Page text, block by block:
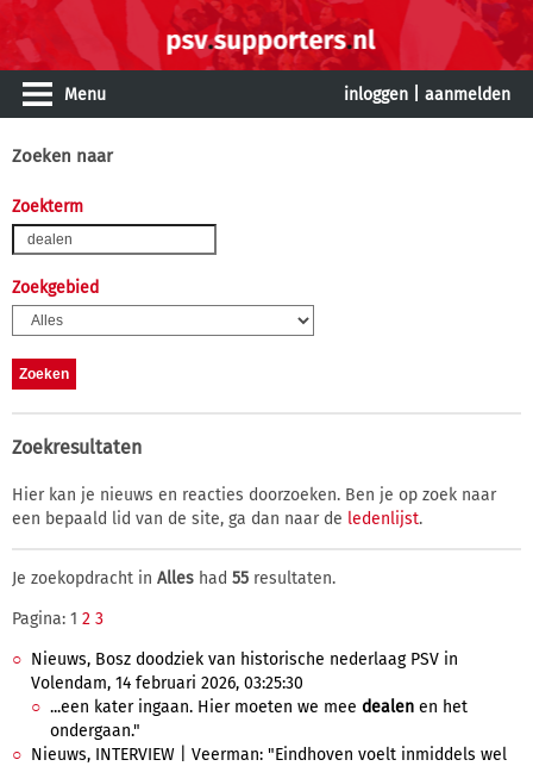
Menu inloggen aanmelden
Zoeken naar
Zoekterm
Zoekgebied
Zoekresultaten
Hier kan je nieuws en reacties doorzoeken. Ben je op zoek naar
een bepaald lid van de site, ga dan naar de ledenlijst.
Je zoekopdracht in Alles had 55 resultaten.
Pagina: 1 2 3
Nieuws, Bosz doodziek van historische nederlaag PSV in
Volendam, 14 februari 2026, 03:25:30
...een kater ingaan. Hier moeten we mee dealen en het
ondergaan."
Nieuws, INTERVIEW | Veerman: "Eindhoven voelt inmiddels wel